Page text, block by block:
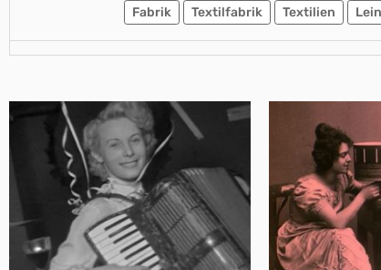
Fabrik Textilfabrik Textilien